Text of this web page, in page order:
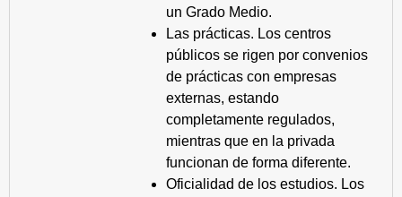
un Grado Medio.
Las prácticas. Los centros
públicos se rigen por convenios
de prácticas con empresas
externas, estando
completamente regulados,
mientras que en la privada
funcionan de forma diferente.
Oficialidad de los estudios. Los